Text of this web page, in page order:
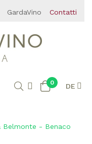
GardaVino Contatti
0 DE
Belmonte - Benaco